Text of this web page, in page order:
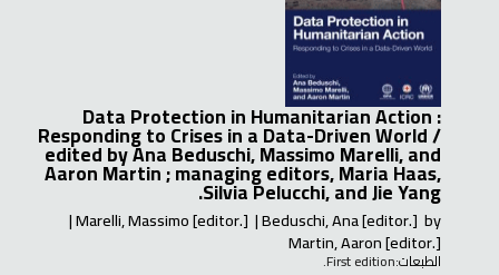
Data Protection in Humanitarian Action :
Responding to Crises in a Data-Driven World /
edited by Ana Beduschi, Massimo Marelli, and
Aaron Martin ; managing editors, Maria Haas,
Silvia Pelucchi, and Jie Yang.
by
Beduschi, Ana[editor.]
Marelli, Massimo[editor.]
Martin, Aaron[editor.]
الطبعات:First edition.